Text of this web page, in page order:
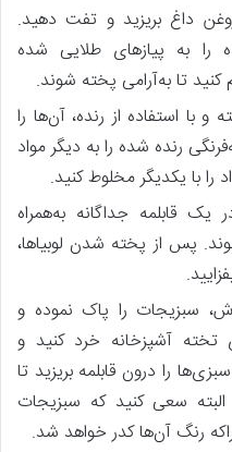
داغ بریزید و تفت دهید.
به پیازهای طلایی شده
کنید تا به‌آرامی پخته شوند.
با استفاده از رنده، آن‌ها را
رنده شده را به دیگر مواد
را با یکدیگر مخلوط کنید.
یک قابلمه جداگانه به‌همراه
پس‌ از پخته شدن لوبیاها،
سبزیجات را پاک نموده و
آشپزخانه خرد کنید و
را درون قابلمه بریزید تا
سعی کنید که سبزیجات
رنگ آن‌ها کدر خواهد شد.